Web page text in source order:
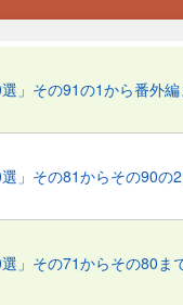
」その91の1から番外
選」その81からその90の
」その71からその80ま